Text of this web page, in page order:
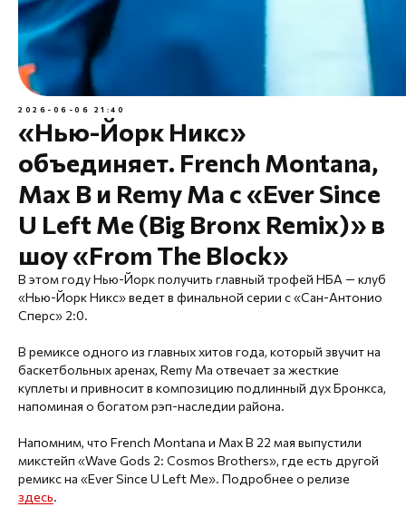
2026-06-06 21:40
«Нью-Йорк Никс»
объединяет. French Montana,
Max B и Remy Ma с «Ever Since
U Left Me (Big Bronx Remix)» в
шоу «From The Block»
В этом году Нью-Йорк получить главный трофей НБА — клуб
«Нью-Йорк Никс» ведет в финальной серии с «Сан-Антонио
Сперс» 2:0.
В ремиксе одного из главных хитов года, который звучит на
баскетбольных аренах, Remy Ma отвечает за жесткие
куплеты и привносит в композицию подлинный дух Бронкса,
напоминая о богатом рэп-наследии района.
Напомним, что French Montana и Max B 22 мая выпустили
микстейп «Wave Gods 2: Cosmos Brothers», где есть другой
ремикс на «Ever Since U Left Me». Подробнее о релизе
здесь.